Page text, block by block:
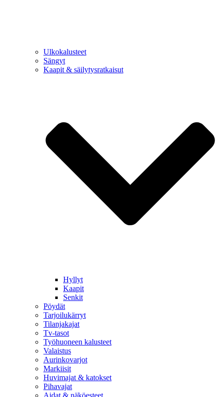
Ulkokalusteet
Sängyt
Kaapit & säilytysratkaisut
Hyllyt
Kaapit
Senkit
Pöydät
Tarjoilukärryt
Tilanjakajat
Tv-tasot
Työhuoneen kalusteet
Valaistus
Aurinkovarjot
Markiisit
Huvimajat & katokset
Pihavajat